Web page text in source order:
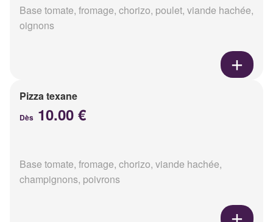
Base tomate, fromage, chorizo, poulet, viande hachée,
oignons
Pizza texane
Dès 10.00 €
Base tomate, fromage, chorizo, viande hachée,
champignons, poivrons